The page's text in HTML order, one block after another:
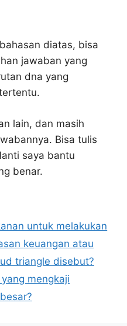
diatas, bisa
jawaban yang
dna yang
lain, dan masih
Bisa tulis
saya bantu
benar.
untuk melakukan
keuangan atau
triangle disebut?
mengkaji